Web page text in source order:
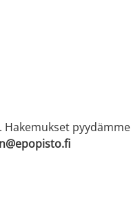
Hakemukset pyydämme